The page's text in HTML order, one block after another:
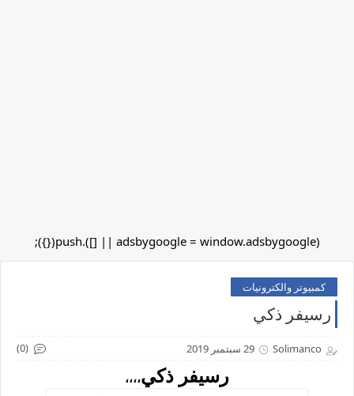
(adsbygoogle = window.adsbygoogle || []).push({});
كمبيوتر والكترونيات
رسيفر ذكي
Solimanco 29 سبتمبر 2019 (0)
رسيفر ذكي،،،،